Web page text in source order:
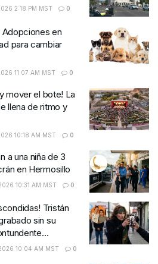
2:18 PM MST 0
Adopciones en
para cambiar
11:07 AM MST 0
mover el bote! La
llena de ritmo y
10:18 AM MST 0
a una niña de 3
en Hermosillo
10:31 AM MST 0
Tristán
sin su
10:04 AM MST 0